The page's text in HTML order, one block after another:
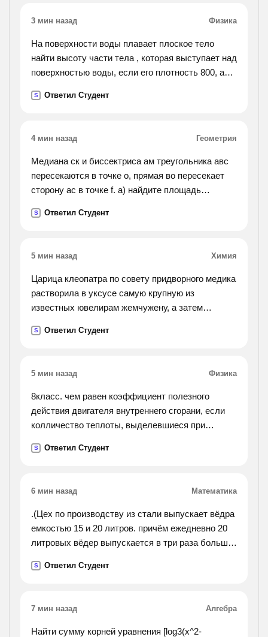
3 мин назад Физика
На поверхности воды плавает плоское тело
найти высоту части тела , которая выступает над
поверхностью воды, если его плотность 800, а
S Ответил Студент
4 мин назад Геометрия
Медиана ск и биссектриса ам треугольника авс
пересекаются в точке о, прямая во пересекает
сторону ас в точке f. а) найдите площадь
докажите, что треугольники fmc и abc
S Ответил Студент
5 мин назад Химия
Царица клеопатра по совету придворного медика
растворила в уксусе самую крупную из
известных ювелирам жемчужену, а затем
некоторого времени. какую реакцию
S Ответил Студент
5 мин назад Физика
8класс. чем равен коэффициент полезного
действия двигателя внутреннего сгорани, если
колличество теплоты, выделевшиеся при
совершенная полезная работа двиготеля ровно
S Ответил Студент
6 мин назад Математика
.(Цех по производству из стали выпускает вёдра
емкостью 15 и 20 литров. причём ежедневно 20
литровых вёдер выпускается в три раза больше,
составляет 675 литров. сколько вёдер каждого
S Ответил Студент
7 мин назад Алгебра
Найти сумму корней уравнения [log3(x^2-